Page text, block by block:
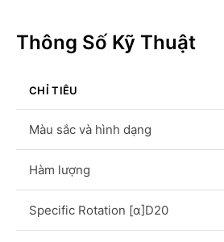
Thông Số Kỹ Thuật
CHỈ TIÊU
Màu sắc và hình dạng
Hàm lượng
Specific Rotation [α]D20